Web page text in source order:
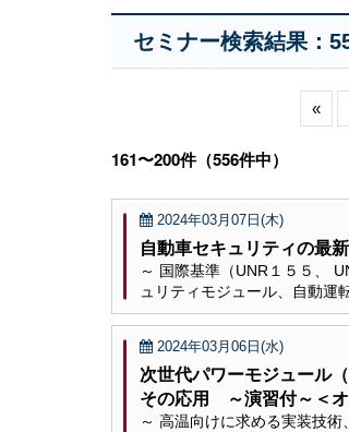
セミナー検索結果：
«
161〜200件（556件中）
2024年03月07日(木)
自動車セキュリティの最
～ 国際基準（UNR１５５、
ュリティモジュール、自動運
2024年03月06日(水)
次世代パワーモジュール
その応用 ～演習付～＜オ
～ 高温向けに求める実装技